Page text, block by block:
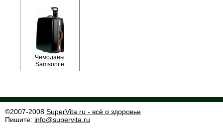
Чемоданы
Samsonite
©2007-2008 SuperVita.ru - всё о здоровье
Пишите: info@supervita.ru